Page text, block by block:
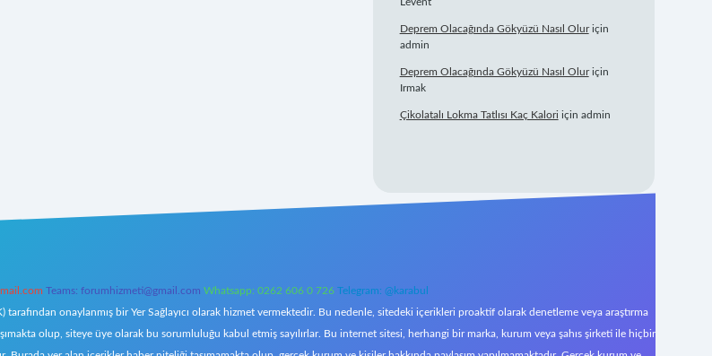
Deprem Olacağında Gökyüzü Nasıl Oluriçin
admin
Deprem Olacağında Gökyüzü Nasıl Oluriçin
Irmak
Çikolatalı Lokma Tatlısı Kaç Kalori için admin
Teams: forumhizmeti@gmail.com Whatsapp: 0262 606 0 726 Telegram: @karabul
onaylanmış bir Yer Sağlayıcı olarak hizmet vermektedir. Bu nedenle, sitedeki içerikleri proaktif olarak denetleme veya araştırma
olup, siteye üye olarak bu sorumluluğu kabul etmiş sayılırlar. Bu internet sitesi, herhangi bir marka, kurum veya şahıs şirketi ile hiçbir